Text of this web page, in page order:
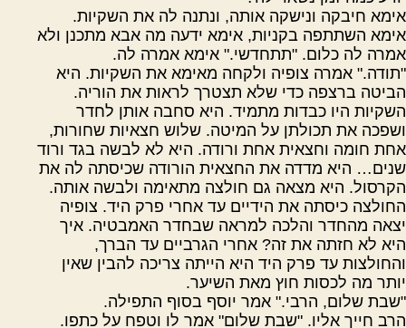
אימא חיבקה ונישקה אותה, ונתנה לה את השקיות.
אימא השתתפה בקניות, אימא ידעה מה אבא מתכנן ולא
אמרה לה כלום. "תתחדשי." אימא אמרה לה.
"תודה." אמרה צופיה ולקחה מאימא את השקיות. היא
הביטה ברצפה כדי שלא תצטרך לראות את הוריה.
השקיות היו כבדות מתמיד. היא סחבה אותן לחדר
ושפכה את תכולתן על המיטה. שלוש חצאיות שחורות,
אחת חומה וחצאית אחת ורודה. היא לא לבשה בגד ורוד
שנים… היא מדדה את החצאית הורודה שכיסתה לה את
הקרסול. היא מצאה גם חולצה מתאימה ולבשה אותה.
החולצה כיסתה את הידיים עד אחרי פרק היד. צופיה
יצאה מהחדר והלכה למראה שבחדר האמבטיה. איך
היא לא חזתה את זה? אחרי הגרביים עד הברך,
והחולצות עד פרק היד היא הייתה צריכה להבין שאין
יותר מה לכסות חוץ מאת השיער.
"שבת שלום, הרבי." אמר יוסף בסוף התפילה.
הרב חייך אליו. "שבת שלום" אמר לו וטפח על כתפו.